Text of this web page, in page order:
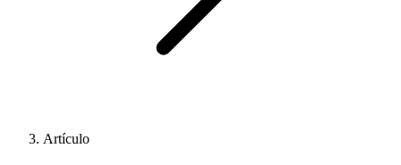
Artículo